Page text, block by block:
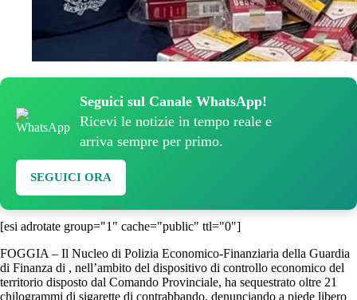
Seguici sul Canale WhatsApp!
Ricevi le notizie in tempo reale e
arriva sempre per primo.
SEGUICI ORA
[esi adrotate group="1" cache="public" ttl="0"]
FOGGIA – Il Nucleo di Polizia Economico-Finanziaria della Guardia
di Finanza di , nell’ambito del dispositivo di controllo economico del
territorio disposto dal Comando Provinciale, ha sequestrato oltre 21
chilogrammi di sigarette di contrabbando, denunciando a piede libero